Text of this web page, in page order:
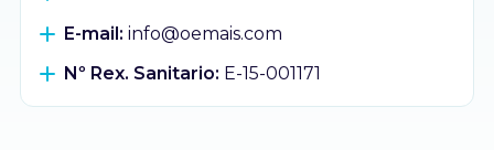
E-mail: info@oemais.com
Nº Rex. Sanitario: E-15-001171